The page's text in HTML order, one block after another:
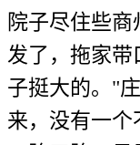
院子尽住些
发了，拖家带
子挺大的。"
来，没有一个